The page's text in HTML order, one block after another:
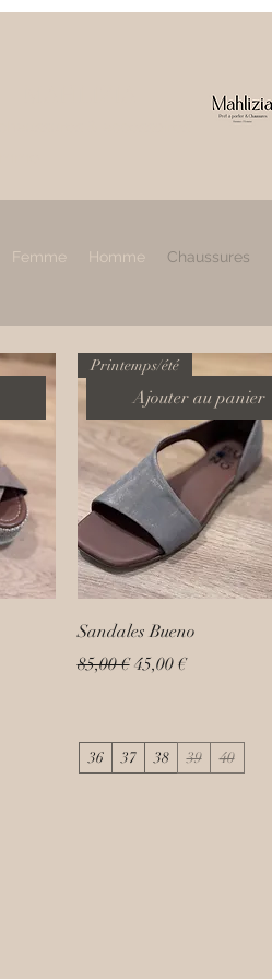
Femme Homme Chaussures
Ajouter au panier
Printemps/été
Sandales Bueno
Prix original
85,00 € Prix promotionnel
45,00 €
36 37 38 39 40